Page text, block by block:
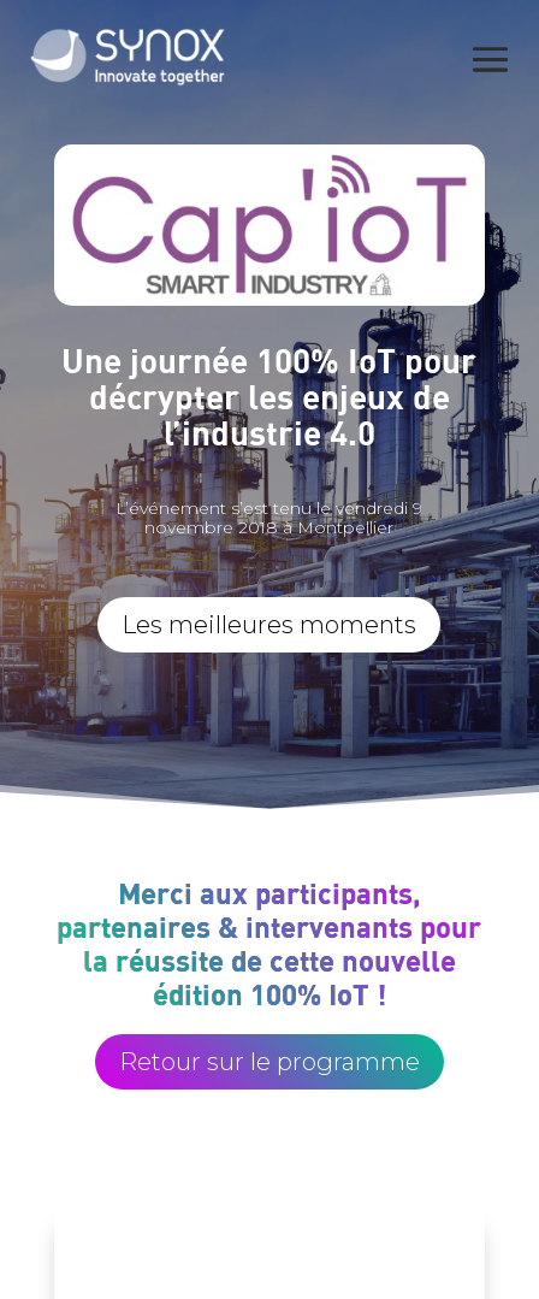
Une journée 100% IoT pour
décrypter les enjeux de
l’industrie 4.0
L’événement s’est tenu le vendredi 9
novembre 2018 à Montpellier
Les meilleures moments
Merci aux participants,
partenaires & intervenants pour
la réussite de cette nouvelle
édition 100% IoT !
Retour sur le programme